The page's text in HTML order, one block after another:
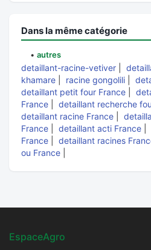
Dans la même catégorie
• autres
detaillant-racine-vetiver
khamare
racine gongolili
detaillant petit four France
France
detaillant recherche
detaillant racine France
France
detaillant acti France
France
detaillant racines
ou France
EspaceAgro